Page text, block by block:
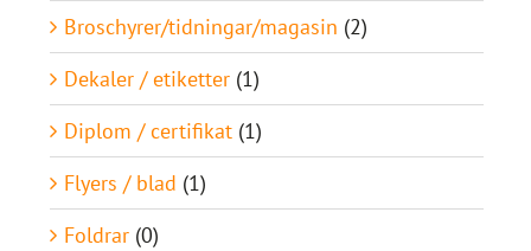
Broschyrer/tidningar/magasin (2)
Dekaler / etiketter (1)
Diplom / certifikat (1)
Flyers / blad (1)
Foldrar (0)